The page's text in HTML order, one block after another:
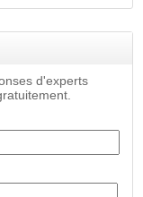
d'experts